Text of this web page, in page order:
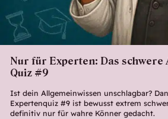
Nur für Experten: Das schwere
Quiz #9
Ist dein Allgemeinwissen unschlagbar?
Expertenquiz #9 ist bewusst extrem
definitiv nur für wahre Könner gedacht.